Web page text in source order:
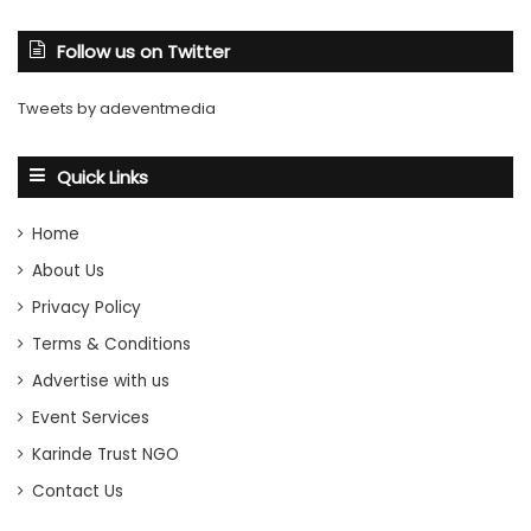
Follow us on Twitter
Tweets by adeventmedia
Quick Links
Home
About Us
Privacy Policy
Terms & Conditions
Advertise with us
Event Services
Karinde Trust NGO
Contact Us